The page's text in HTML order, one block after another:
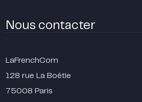
Nous contacter
LaFrenchCom
128 rue La Boétie
75008 Paris